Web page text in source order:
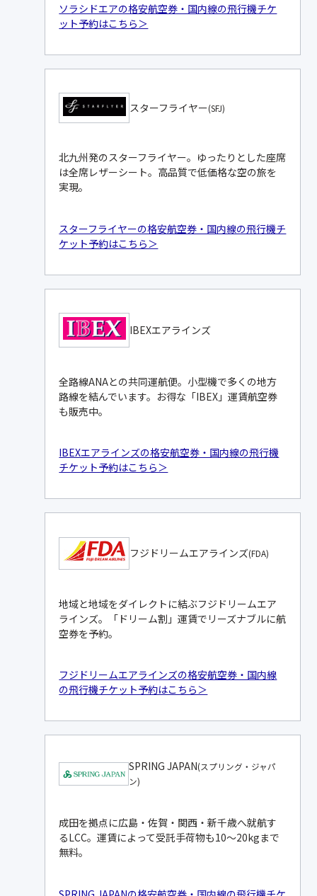
ソラシドエアの格安航空券・国内線の飛行機チケ
ット予約はこちら＞
スターフライヤー(SFJ)
北九州発のスターフライヤー。ゆったりとした座席
は全席レザーシート。高品質で低価格な空の旅を
実現。
スターフライヤーの格安航空券・国内線の飛行機チ
ケット予約はこちら＞
IBEXエアラインズ
全路線ANAとの共同運航便。小型機で多くの地方
路線を結んでいます。お得な「IBEX」運賃航空券
も販売中。
IBEXエアラインズの格安航空券・国内線の飛行機
チケット予約はこちら＞
フジドリームエアラインズ(FDA)
地域と地域をダイレクトに結ぶフジドリームエア
ラインズ。「ドリーム割」運賃でリーズナブルに航
空券を予約。
フジドリームエアラインズの格安航空券・国内線
の飛行機チケット予約はこちら＞
SPRING JAPAN(スプリング・ジャパ
ン)
成田を拠点に広島・佐賀・関西・新千歳へ就航す
るLCC。運賃によって受託手荷物も10～20kgまで
無料。